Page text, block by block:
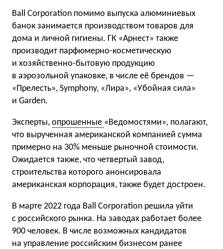
Ball Corporation помимо выпуска алюминиевых
банок занимается производством товаров для
дома и личной гигиены. ГК «Арнест» также
производит парфюмерно-косметическую
и хозяйственно-бытовую продукцию
в аэрозольной упаковке, в числе её брендов —
«Прелесть», Symphony, «Лира», «Убойная сила»
и Garden.
Эксперты, опрошенные «Ведомостями», полагают,
что вырученная американской компанией сумма
примерно на 30% меньше рыночной стоимости.
Ожидается также, что четвертый завод,
строительства которого анонсировала
американская корпорация, также будет достроен.
В марте 2022 года Ball Corporation решила уйти
с российского рынка. На заводах работает более
900 человек. В числе возможных кандидатов
на управление российским бизнесом ранее